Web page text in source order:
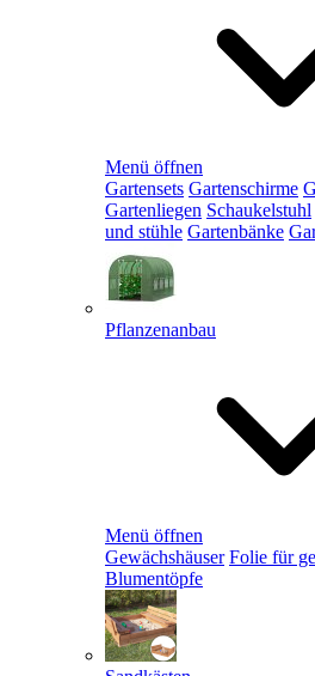
Menü öffnen
Gartensets Gartenschirme
Gartenliegen Schaukelstuhl
und stühle Gartenbänke
Pflanzenanbau
Menü öffnen
Gewächshäuser Folie für
Blumentöpfe